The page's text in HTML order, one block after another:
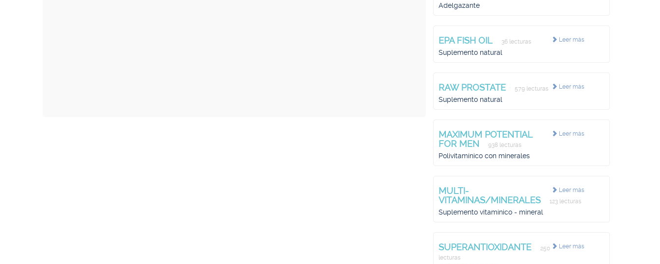
Adelgazante
Leer más
EPA FISH OIL 36 lecturas
Suplemento natural
Leer más
RAW PROSTATE 579 lecturas
Suplemento natural
Leer más
MAXIMUM POTENTIAL
FOR MEN
938 lecturas
Polivitamínico con minerales
Leer más
MULTI-
VITAMINAS/MINERALES
123 lecturas
Suplemento vitamínico - mineral
Leer más
SUPERANTIOXIDANTE
250
lecturas